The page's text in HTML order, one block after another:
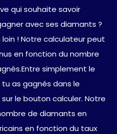
qui souhaite savoir
avec ses diamants ?
loin ! Notre calculateur peut
en fonction du nombre
simplement le
as gagnés dans le
le bouton calculer. Notre
de diamants en
en fonction du taux